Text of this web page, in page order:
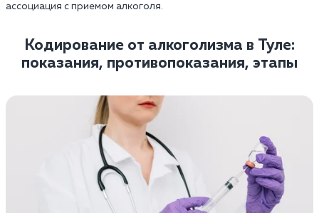
ассоциация с приемом алкоголя.
Кодирование от алкоголизма в Туле:
показания, противопоказания, этапы